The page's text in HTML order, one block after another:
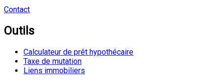
Contact
Outils
Calculateur de prêt hypothécaire
Taxe de mutation
Liens immobiliers